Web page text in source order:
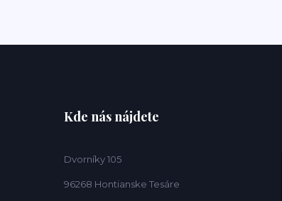
Kde nás nájdete
Dvorníky 105
96268 Hontianske Tesáre